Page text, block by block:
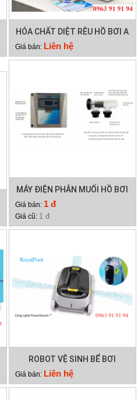
HÓA CHẤT DIỆT RÊU HỒ BƠI A
TRINE
Giá bán: Liên hệ
MÁY ĐIỆN PHÂN MUỐI HỒ BƠI
WATERCO HYDROCHLOR
MINERAL 4000
Giá bán: 1 đ
Giá cũ: 1 đ
ROBOT VỆ SINH BỂ BƠI
DOLPHIN X40 PLUS
Giá bán: Liên hệ